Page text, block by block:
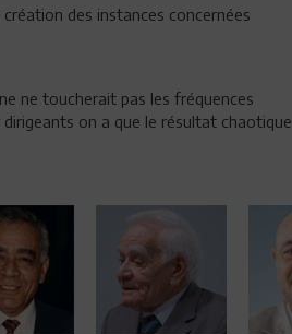
des instances concernées
ne toucherait pas les fréquences
on a que le résultat chaotique